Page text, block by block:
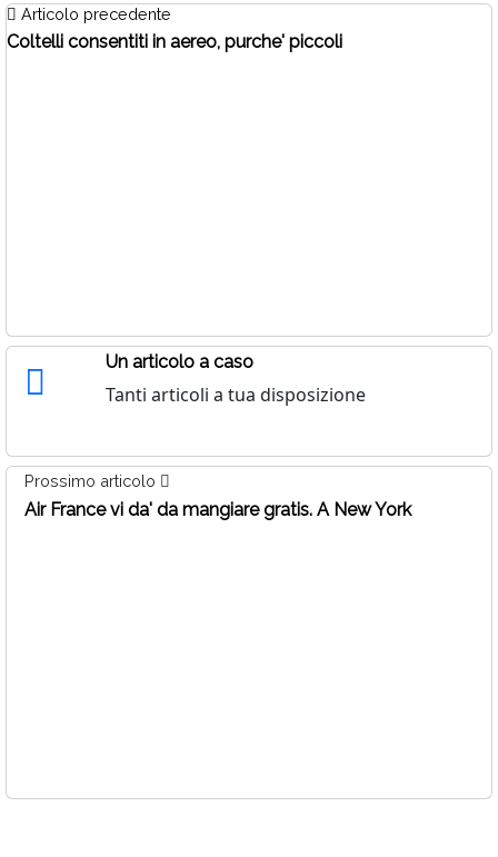
Articolo precedente
Coltelli consentiti in aereo, purche' piccoli
Un articolo a caso
Tanti articoli a tua disposizione
Prossimo articolo
Air France vi da' da mangiare gratis. A New York